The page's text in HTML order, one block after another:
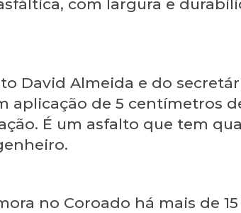
com largura e
David Almeida e do
de 5 centímetros
É um asfalto que tem
no Coroado há mais de